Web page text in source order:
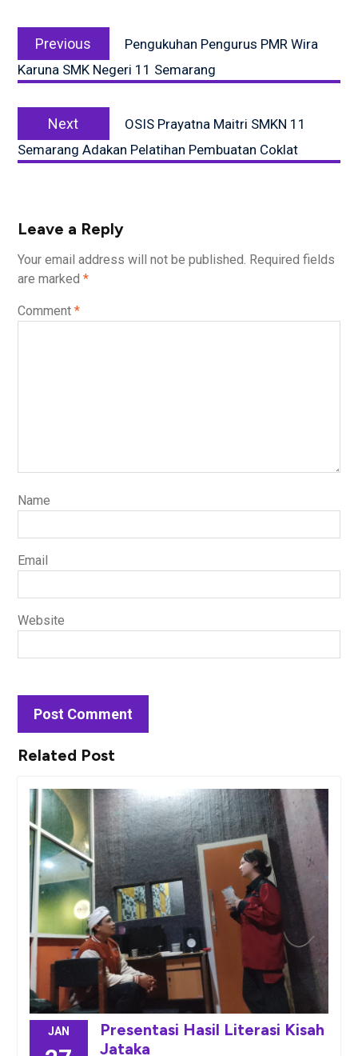
navigation
Previous
post:
Pengukuhan Pengurus PMR Wira
Karuna SMK Negeri 11 Semarang
Next
post:
OSIS Prayatna Maitri SMKN 11
Semarang Adakan Pelatihan Pembuatan Coklat
Leave a Reply
Your email address will not be published. Required fields
are marked *
Comment *
Name
Email
Website
Related Post
JAN
Presentasi Hasil Literasi Kisah
Jataka